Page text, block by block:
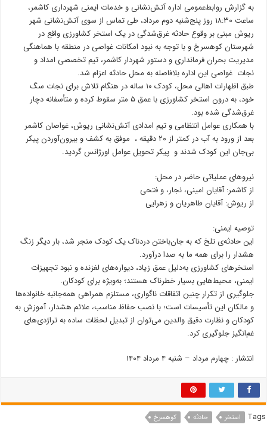
به گزارش روابط‌عمومی اداره آتش‌نشانی و خدمات ایمنی شهرداری کاشمر،
ساعت ۱۸:۳۰ روز پنج‌شنبه دوم مرداد، طی تماس از سوی آتش‌نشانی شهر
ریوش مبنی بر وقوع حادثه غرق‌شدگی در یک استخر کشاورزی واقع در
شهرستان کوهسرخ و با توجه به نبود امکانات غواصی در منطقه با هماهنگی
مدیریت بحران فرمانداری و دستور شهردار کاشمر، تیم تخصصی امداد و
نجات غواصی این اداره بلافاصله به محل حادثه اعزام شد.
طبق اظهارات اهالی محل، کودک ۱۰ ساله در هنگام تلاش برای نجات سگ
خود، به درون استخر کشاورزی با عمق ۵ متر سقوط کرده و متأسفانه دچار
غرق‌شدگی شده بود.
با همکاری عوامل انتظامی و تیم امدادی آتش‌نشانی ریوش، غواصان کاشمر
بعد از ورود به آب در کمتر از ۲۰ دقیقه ، موفق به کشف و بیرون‌آوردن پیکر
بی‌جان این کودک شدند و پیکر تحویل عوامل اورژانس گردید.
نیروهای عملیاتی حاضر در محل:
از کاشمر: آقایان امینی، نجار، و فتحی
از ریوش: آقایان طاهریان و زهرایی
توصیه ایمنی:
این حادثه‌ی تلخ که به جان‌باختن دردناک یک کودک منجر شد، بار دیگر زنگ
هشدار را برای همه ما به صدا درآورد.
استخرهای کشاورزی به‌دلیل عمق زیاد، دیواره‌های لغزنده و نبود تجهیزات
ایمنی، محیط‌هایی بسیار خطرناک هستند؛ به‌ویژه برای کودکان.
جلوگیری از تکرار چنین اتفاقات ناگواری، مستلزم همراهی همه‌جانبه خانواده‌ها
و مالکان این تأسیسات است؛ با نصب حفاظ مناسب، علائم هشدار، آموزش به
کودکان و نظارت دقیق والدین می‌توان از تبدیل لحظات ساده به تراژدی‌های
غم‌انگیز جلوگیری کرد.
انتشار : چهارم مرداد – شنبه ۴ مرداد ۱۴۰۴
Tags استخر حادثه کوهسرخ